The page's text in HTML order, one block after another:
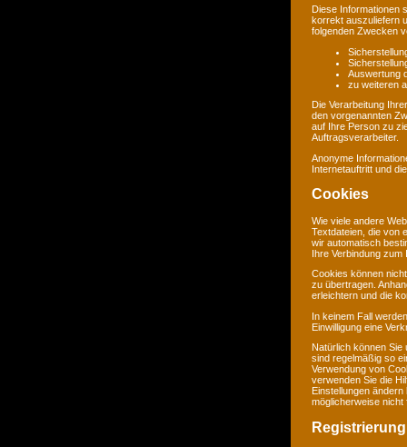
Diese Informationen
korrekt auszuliefern
folgenden Zwecken
Auswertung
zu weiteren
Die Verarbeitung
den vorgenannten
auf Ihre Person zu
Auftragsverarbeiter.
Anonyme
Internetauftritt und
Cookies
Wie viele andere
Textdateien, die von
wir automatisch
Ihre Verbindung zum
Cookies können
zu übertragen.
erleichtern und die
In keinem Fall
Einwilligung eine
Natürlich können
sind regelmäßig so
Verwendung von
verwenden Sie die
Einstellungen
möglicherweise nicht